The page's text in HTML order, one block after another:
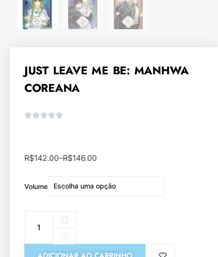
JUST LEAVE ME BE: MANHWA
COREANA
R$142.00–R$146.00
Volume